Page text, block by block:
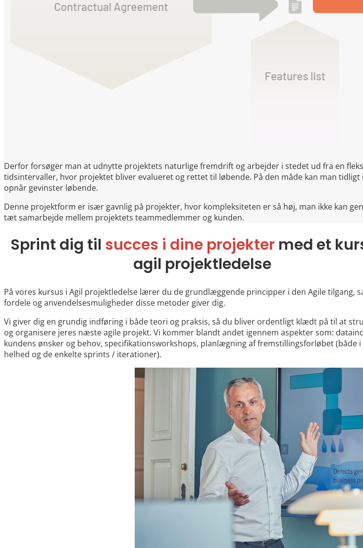
Derfor forsøger man at udnytte projektets naturlige fremdrift og arbejder i stedet ud fra en
tidsintervaller, hvor projektet bliver evalueret og rettet til løbende. På den måde kan man
opnår gevinster løbende.
Denne projektform er især gavnlig på projekter, hvor kompleksiteten er så høj, man ikke kan
tæt samarbejde mellem projektets teammedlemmer og kunden.
Sprint dig til succes i dine projekter med et
agil projektledelse
På vores kursus i Agil projektledelse lærer du de grundlæggende principper i den Agile tilgang,
fordele og anvendelsesmuligheder disse metoder giver dig.
Vi giver dig en grundig indføring i både teori og praksis, så du bliver ordentligt klædt på til at
og organisere jeres næste agile projekt. Vi kommer blandt andet igennem aspekter som:
kundens ønsker og behov, specifikationsworkshops, planlægning af fremstillingsforløbet (både i
helhed og de enkelte sprints / iterationer).